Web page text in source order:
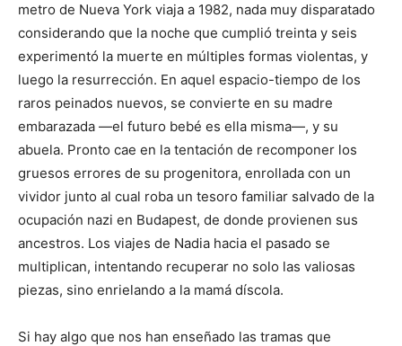
metro de Nueva York viaja a 1982, nada muy disparatado
considerando que la noche que cumplió treinta y seis
experimentó la muerte en múltiples formas violentas, y
luego la resurrección. En aquel espacio-tiempo de los
raros peinados nuevos, se convierte en su madre
embarazada —el futuro bebé es ella misma—, y su
abuela. Pronto cae en la tentación de recomponer los
gruesos errores de su progenitora, enrollada con un
vividor junto al cual roba un tesoro familiar salvado de la
ocupación nazi en Budapest, de donde provienen sus
ancestros. Los viajes de Nadia hacia el pasado se
multiplican, intentando recuperar no solo las valiosas
piezas, sino enrielando a la mamá díscola.
Si hay algo que nos han enseñado las tramas que